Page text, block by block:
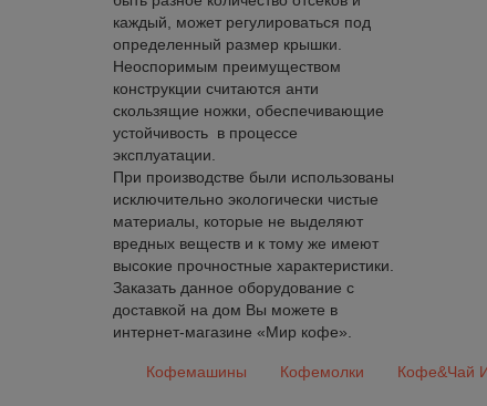
каждый, может регулироваться под
определенный размер крышки.
Неоспоримым преимуществом
конструкции считаются анти
скользящие ножки, обеспечивающие
устойчивость в процессе
эксплуатации.
При производстве были использованы
исключительно экологически чистые
материалы, которые не выделяют
вредных веществ и к тому же имеют
высокие прочностные характеристики.
Заказать данное оборудование с
доставкой на дом Вы можете в
интернет-магазине «Мир кофе».
Кофемашины Кофемолки Кофе&Чай